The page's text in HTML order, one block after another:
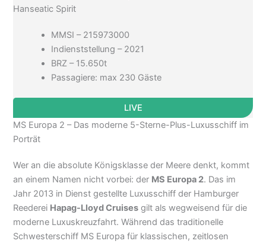
Hanseatic Spirit
MMSI – 215973000
Indienststellung – 2021
BRZ – 15.650t
Passagiere: max 230 Gäste
LIVE
MS Europa 2 – Das moderne 5-Sterne-Plus-Luxusschiff im
Porträt
Wer an die absolute Königsklasse der Meere denkt, kommt
an einem Namen nicht vorbei: der MS Europa 2. Das im
Jahr 2013 in Dienst gestellte Luxusschiff der Hamburger
Reederei Hapag-Lloyd Cruises gilt als wegweisend für die
moderne Luxuskreuzfahrt. Während das traditionelle
Schwesterschiff MS Europa für klassischen, zeitlosen